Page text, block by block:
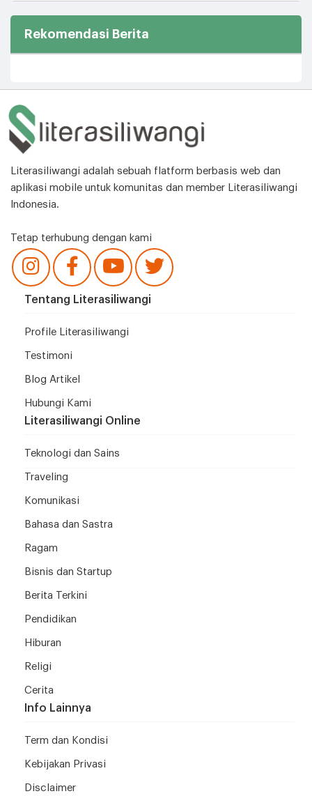
Rekomendasi Berita
Literasiliwangi adalah sebuah flatform berbasis web dan
aplikasi mobile untuk komunitas dan member Literasiliwangi
Indonesia.
Tetap terhubung dengan kami
Tentang Literasiliwangi
Profile Literasiliwangi
Testimoni
Blog Artikel
Hubungi Kami
Literasiliwangi Online
Teknologi dan Sains
Traveling
Komunikasi
Bahasa dan Sastra
Ragam
Bisnis dan Startup
Berita Terkini
Pendidikan
Hiburan
Religi
Cerita
Info Lainnya
Term dan Kondisi
Kebijakan Privasi
Disclaimer